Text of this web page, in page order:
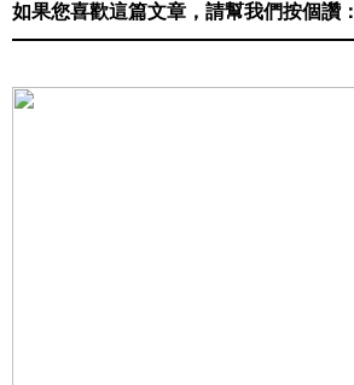
如果您喜歡這篇文章，請幫我們按個讚：